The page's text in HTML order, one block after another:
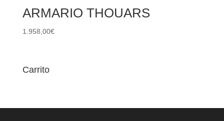
ARMARIO THOUARS
1.958,00€
Carrito